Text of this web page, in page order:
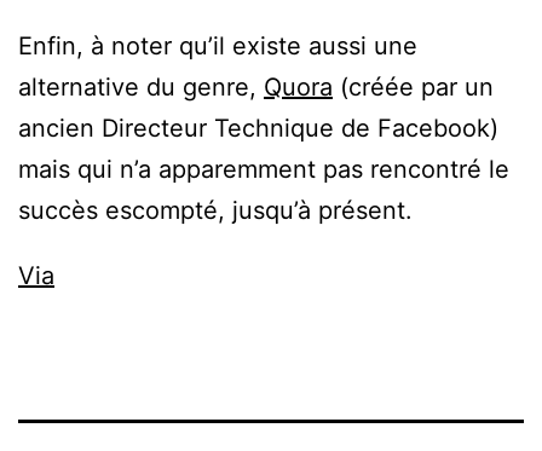
Enfin, à noter qu’il existe aussi une
alternative du genre, Quora (créée par un
ancien Directeur Technique de Facebook)
mais qui n’a apparemment pas rencontré le
succès escompté, jusqu’à présent.
Via